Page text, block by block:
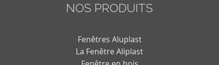
NOS PRODUITS
Fenêtres Aluplast
La Fenêtre Aliplast